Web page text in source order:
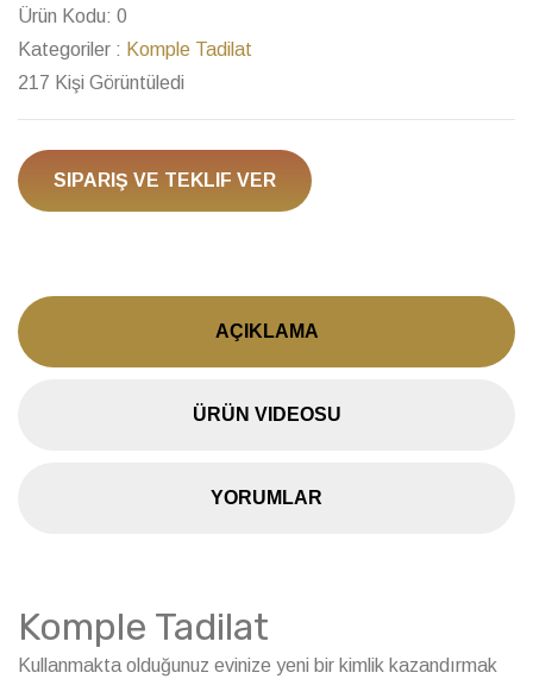
Ürün Kodu: 0
Kategoriler : Komple Tadilat
217 Kişi Görüntüledi
SIPARIŞ VE TEKLIF VER
AÇIKLAMA
ÜRÜN VIDEOSU
YORUMLAR
Komple Tadilat
Kullanmakta olduğunuz evinize yeni bir kimlik kazandırmak